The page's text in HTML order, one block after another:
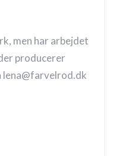
men har arbejdet
producerer